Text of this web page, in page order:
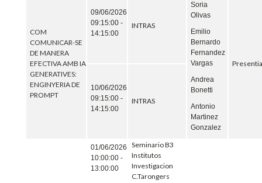
COM
COMUNICAR-SE
DE MANERA
EFECTIVA AMB IA
GENERATIVES:
ENGINYERIA DE
PROMPT
09/06/2026
09:15:00 -
14:15:00
INTRAS
Soria
Olivas
Emilio
Bernardo
Fernandez
Vargas
Andrea
Bonetti
Antonio
Martinez
Gonzalez
10/06/2026
09:15:00 -
14:15:00
INTRAS
01/06/2026
10:00:00 -
13:00:00
Seminario B3
Institutos
Investigacion
C.Tarongers